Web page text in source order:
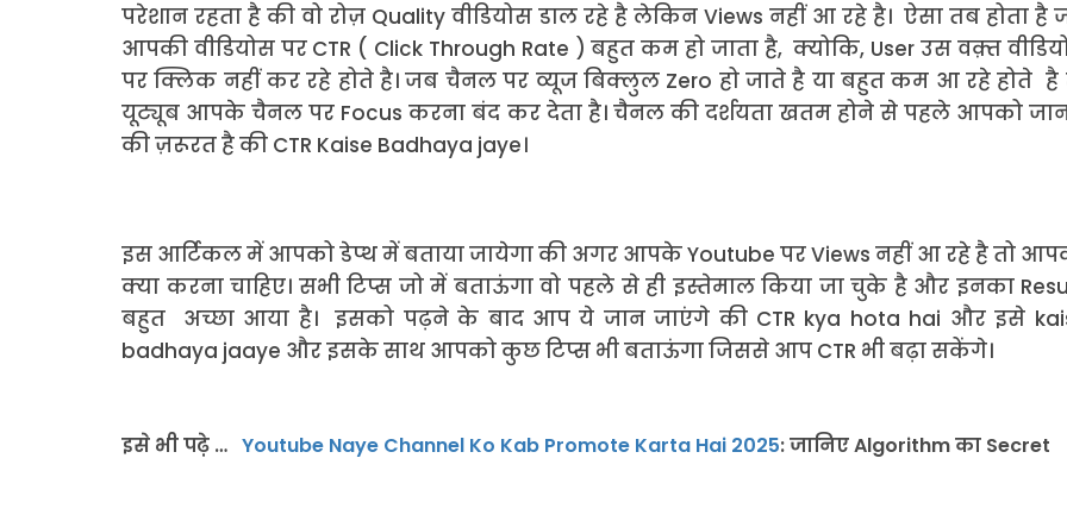
परेशान रहता है की वो रोज़ Quality वीडियोस डाल रहे है लेकिन Views नहीं आ रहे है। ऐसा तब होता है
आपकी वीडियोस पर CTR ( Click Through Rate ) बहुत कम हो जाता है, क्योकि, User उस वक़्त
पर क्लिक नहीं कर रहे होते है। जब चैनल पर व्यूज बिक्लुल Zero हो जाते है या बहुत कम आ रहे होते है
यूट्यूब आपके चैनल पर Focus करना बंद कर देता है। चैनल की दर्शयता खतम होने से पहले आपको
की ज़रूरत है की CTR Kaise Badhaya jaye।
इस आर्टिकल में आपको डेप्थ में बताया जायेगा की अगर आपके Youtube पर Views नहीं आ रहे है तो
क्या करना चाहिए। सभी टिप्स जो में बताऊंगा वो पहले से ही इस्तेमाल किया जा चुके है और इनका
बहुत अच्छा आया है। इसको पढ़ने के बाद आप ये जान जाएंगे की CTR kya hota hai और इसे
badhaya jaaye और इसके साथ आपको कुछ टिप्स भी बताऊंगा जिससे आप CTR भी बढ़ा सकेंगे।
इसे भी पढ़े … Youtube Naye Channel Ko Kab Promote Karta Hai 2025: जानिए Algorithm का Secret